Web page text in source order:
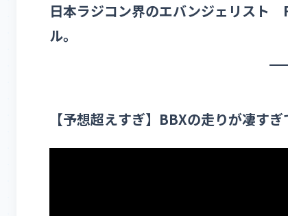
日本ラジコン界のエバンジェリスト
ル。
【予想超えすぎ】BBXの走りが凄す